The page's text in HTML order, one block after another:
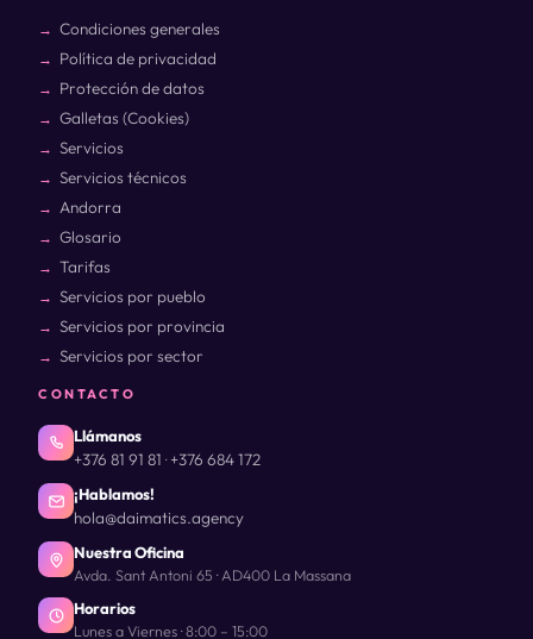
Condiciones generales
Política de privacidad
Protección de datos
Galletas (Cookies)
Servicios
Servicios técnicos
Andorra
Glosario
Tarifas
Servicios por pueblo
Servicios por provincia
Servicios por sector
CONTACTO
Llámanos
+376 81 91 81 ·+376 684 172
¡Hablamos!
hola@daimatics.agency
Nuestra Oficina
Avda. Sant Antoni 65 · AD400 La Massana
Horarios
Lunes a Viernes · 8:00 – 15:00